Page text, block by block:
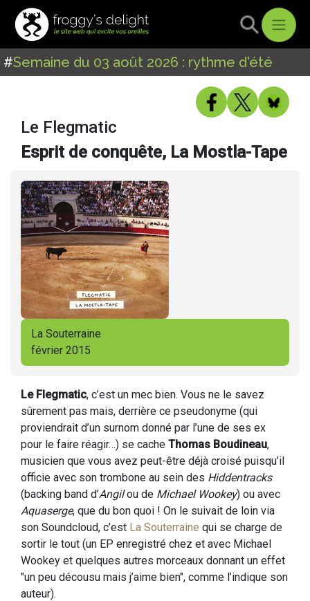
#Semaine du 03 août 2026 : rythme d'été
Le Flegmatic
Esprit de conquête, La Mostla-Tape
La Souterraine
février 2015
Le Flegmatic, c’est un mec bien. Vous ne le savez
sûrement pas mais, derrière ce pseudonyme (qui
proviendrait d’un surnom donné par l’une de ses ex
pour le faire réagir…) se cache Thomas Boudineau,
musicien que vous avez peut-être déjà croisé puisqu’il
officie avec son trombone au sein des Hiddentracks
(backing band d’Angilou de Michael Wookey) ou avec
Aquaserge, que du bon quoi ! On le suivait de loin via
son Soundcloud, c’est La Souterraine qui se charge de
sortir le tout (un EP enregistré chez et avec Michael
Wookey et quelques autres morceaux donnant un effet
"un peu décousu mais j’aime bien", comme l’indique son
auteur).